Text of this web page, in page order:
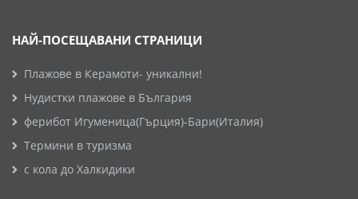
НАЙ-ПОСЕЩАВАНИ СТРАНИЦИ
Плажове в Керамоти- уникални!
Нудистки плажове в България
ферибот Игуменица(Гърция)-Бари(Италия)
Термини в туризма
с кола до Халкидики